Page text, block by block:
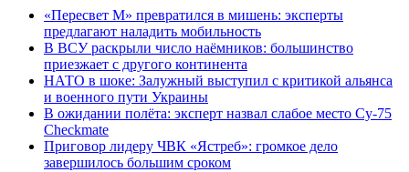
«Пересвет М» превратился в мишень: эксперты
предлагают наладить мобильность
В ВСУ раскрыли число наёмников: большинство
приезжает с другого континента
НАТО в шоке: Залужный выступил с критикой альянса
и военного пути Украины
В ожидании полёта: эксперт назвал слабое место Су-75
Checkmate
Приговор лидеру ЧВК «Ястреб»: громкое дело
завершилось большим сроком